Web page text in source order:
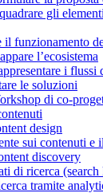
gli
il funzionamento
l’ecosistema
i flussi
le soluzioni
di co-
design
sui contenuti e
discovery
di ricerca
tramite